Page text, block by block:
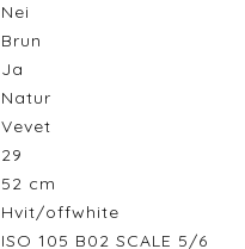
Nei
Brun
Ja
Natur
Vevet
29
52 cm
Hvit/offwhite
ISO 105 B02 SCALE 5/6